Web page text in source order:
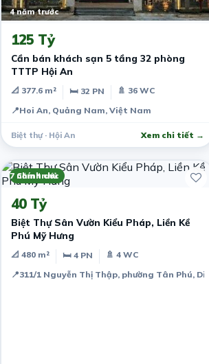
4 năm trước
125 Tỷ
Cần bán khách sạn 5 tầng 32 phòng
TTTP Hội An
📐 377.6 m² 🛏 32 PN
🚿 36 WC
📍Hoi An, Quảng Nam, Việt Nam
Biệt thự · Hội An Xem chi tiết →
Chính chủ
7 năm trước
40 Tỷ
Biệt Thự Sân Vườn Kiểu Pháp, Liền Kề
Phú Mỹ Hưng
📐 480 m² 🛏 4 PN
🚿 4 WC
📍311/1 Nguyễn Thị Thập, phường Tân Phú,